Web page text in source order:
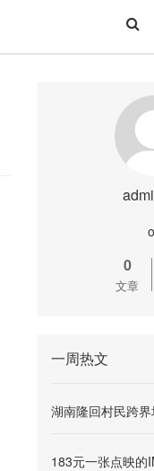
0
文章
一周热文
湖南隆回村民跨
183元一张点映的